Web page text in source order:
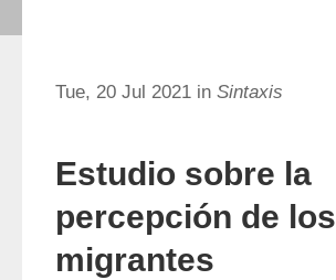
Tue, 20 Jul 2021 in Sintaxis
Estudio sobre la
percepción de los
migrantes